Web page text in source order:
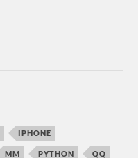
IPHONE
MM PYTHON QQ